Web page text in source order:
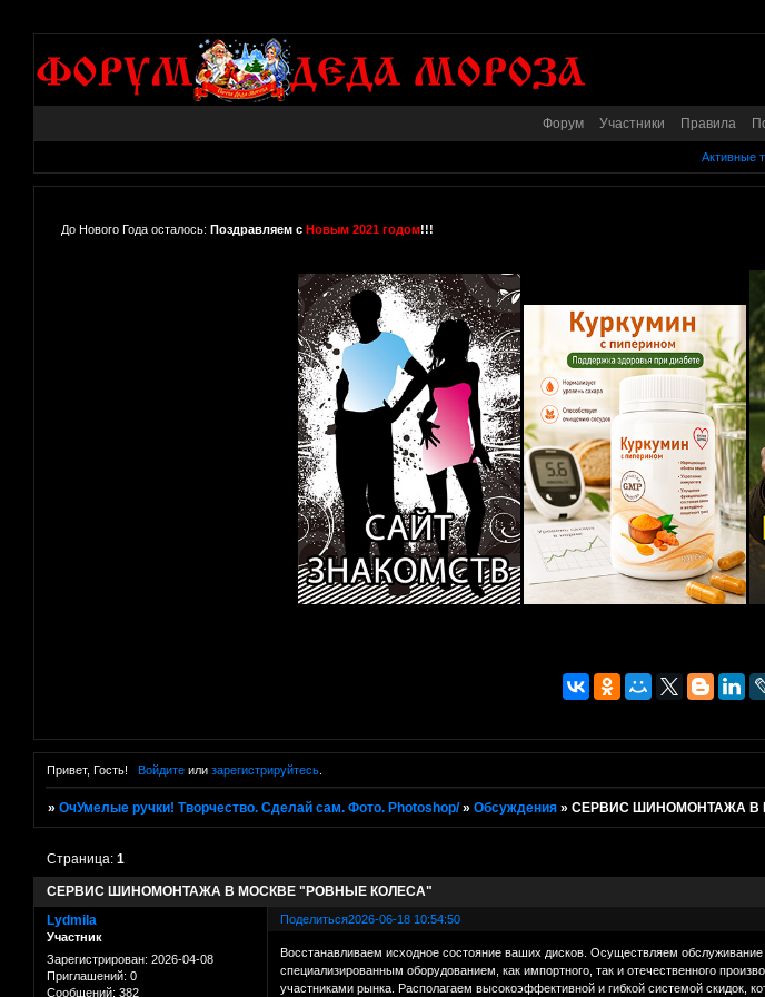
Форум Участники Правила
Активные
До Нового Года осталось: Поздравляем с Новым 2021 годом!!!
Привет, Гость! Войдитеили зарегистрируйтесь.
»ОчУмелые ручки! Творчество. Сделай сам. Фото. Photoshop/ »Обсуждения »СЕРВИС ШИНОМОНТАЖА В
СЕРВИС ШИНОМОНТАЖА В МОСКВЕ "РОВНЫЕ КОЛЕСА"
Страница:1
Поделиться2026-06-18 10:54:50
Lydmila
Участник
Зарегистрирован: 2026-04-08
Приглашений: 0
Сообщений: 382
Восстанавливаем исходное состояние ваших дисков. Осуществляем
специализированным оборудованием, как импортного, так и отечественного
участниками рынка. Располагаем высокоэффективной и гибкой системой скидок,